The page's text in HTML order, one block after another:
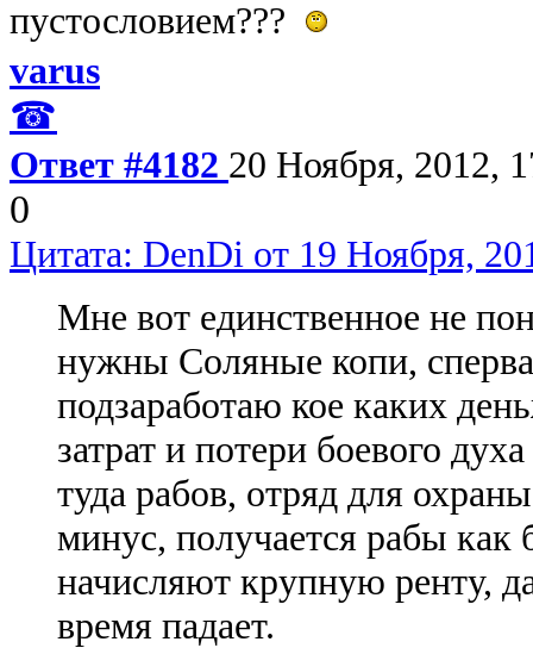
пустословием???
varus
☎
Ответ #4182 20 Ноября, 2012,
0
Цитата: DenDi от 19 Ноября,
Мне вот единственное не
нужны Соляные копи,
подзаработаю кое каких
затрат и потери боевого
туда рабов, отряд для
минус, получается рабы как
начисляют крупную ренту,
время падает.